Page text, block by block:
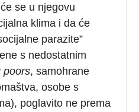
se u njegovu
klima i da će
parazite”
s nedostatnim
poors, samohrane
osobe s
poglavito ne prema